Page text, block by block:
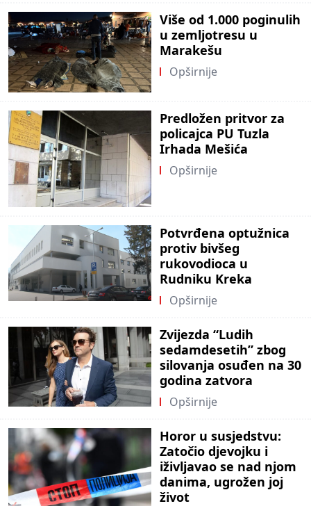
Više od 1.000 poginulih
u zemljotresu u
Marakešu
Opširnije
Predložen pritvor za
policajca PU Tuzla
Irhada Mešića
Opširnije
Potvrđena optužnica
protiv bivšeg
rukovodioca u
Rudniku Kreka
Opširnije
Zvijezda “Ludih
sedamdesetih” zbog
silovanja osuđen na 30
godina zatvora
Opširnije
Horor u susjedstvu:
Zatočio djevojku i
iživljavao se nad njom
danima, ugrožen joj
život